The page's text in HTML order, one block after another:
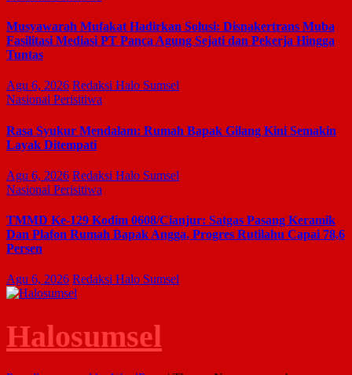
Musyawarah Mufakat Hadirkan Solusi: Disnakertrans Muba
Fasilitasi Mediasi PT Panca Agung Sejati dan Pekerja Hingga
Tuntas
Agu 6, 2026 Redaksi Halo Sumsel
Nasional Perisitiwa
Rasa Syukur Mendalam: Rumah Bapak Gilang Kini Semakin
Layak Ditempati
Agu 6, 2026 Redaksi Halo Sumsel
Nasional Perisitiwa
TMMD Ke-129 Kodim 0608/Cianjur: Satgas Pasang Keramik
Dan Plafon Rumah Bapak Angga, Progres Rutilahu Capai 78,6
Persen
Agu 6, 2026 Redaksi Halo Sumsel
Halosumsel